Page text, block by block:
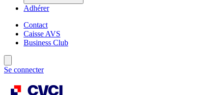
Adhérer
Contact
Caisse AVS
Business Club
Se connecter